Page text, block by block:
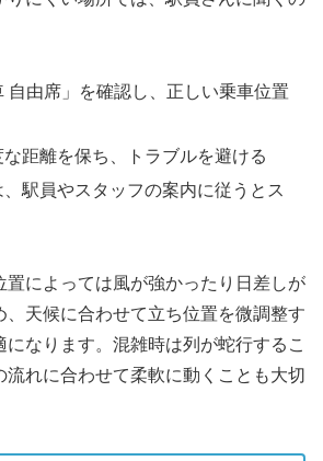
自由席」を確認し、正しい乗車位置
距離を保ち、トラブルを避ける
駅員やスタッフの案内に従うとス
置によっては風が強かったり日差しが
、天候に合わせて立ち位置を微調整す
になります。混雑時は列が蛇行するこ
流れに合わせて柔軟に動くことも大切